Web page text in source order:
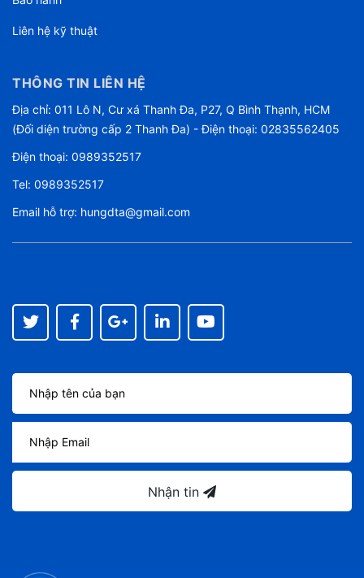
Liên hệ kỹ thuật
THÔNG TIN LIÊN HỆ
Địa chỉ: 011 Lô N, Cư xá Thanh Đa, P27, Q Bình Thạnh, HCM
(Đối diện trường cấp 2 Thanh Đa) - Điện thoại: 02835562405
Điện thoại: 0989352517
Tel: 0989352517
Email hỗ trợ: hungdta@gmail.com
Nhận tin